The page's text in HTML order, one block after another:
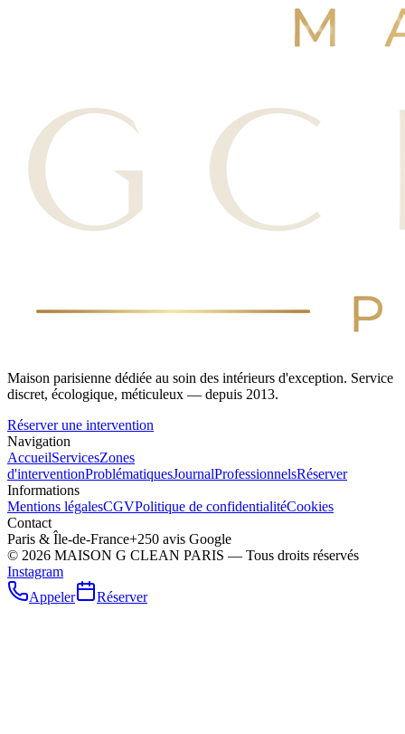
Maison parisienne dédiée au soin des intérieurs d'exception. Service
discret, écologique, méticuleux — depuis 2013.
Réserver une intervention
Navigation
AccueilServicesZones
d'interventionProblématiquesJournalProfessionnelsRéserver
Informations
Mentions légalesCGVPolitique de confidentialitéCookies
Contact
Paris & Île-de-France+250 avis Google
© 2026 MAISON G CLEAN PARIS — Tous droits réservés
Instagram
Appeler
Réserver